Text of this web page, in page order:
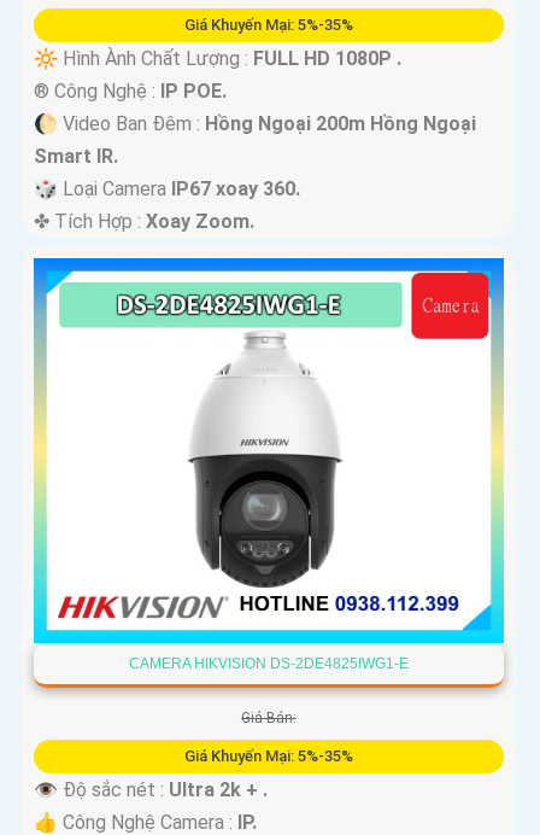
Giá Khuyến Mại: 5%-35%
🔆 Hình Ành Chất Lượng : FULL HD 1080P .
®️ Công Nghệ : IP POE.
🌔 Video Ban Đêm : Hồng Ngoại 200m Hồng Ngoại
Smart IR.
🎲 Loại Camera IP67 xoay 360.
️✤ Tích Hợp : Xoay Zoom.
CAMERA HIKVISION DS-2DE4825IWG1-E
Giá Bán:
Giá Khuyến Mại: 5%-35%
👁 Độ sắc nét : Ultra 2k + .
👍 Công Nghệ Camera : IP.